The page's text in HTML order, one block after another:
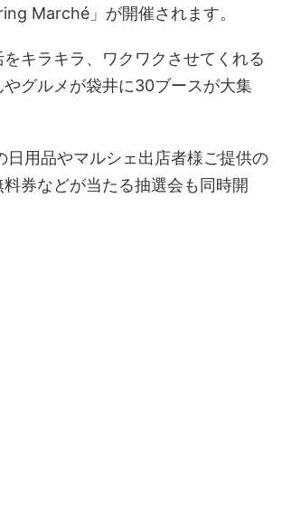
Marché」が開催されます。
キラキラ、ワクワクさせてくれる
グルメが袋井に30ブースが大集
日用品やマルシェ出店者様ご提供の
券などが当たる抽選会も同時開